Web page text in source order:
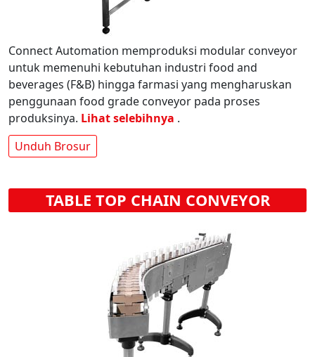
Connect Automation memproduksi modular conveyor
untuk memenuhi kebutuhan industri food and
beverages (F&B) hingga farmasi yang mengharuskan
penggunaan food grade conveyor pada proses
produksinya. Lihat selebihnya .
Unduh Brosur
TABLE TOP CHAIN CONVEYOR